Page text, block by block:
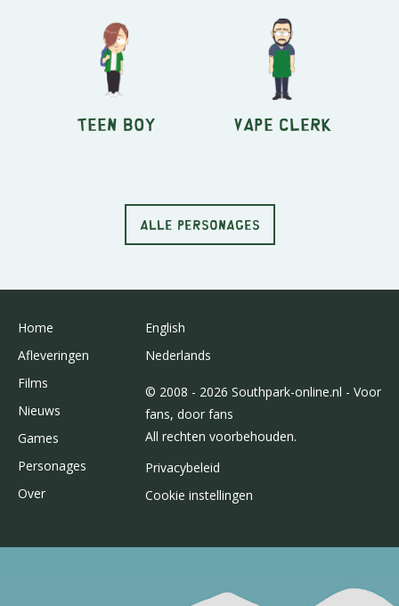
Teen Boy Vape Clerk
ALLE PERSONAGES
Home
Afleveringen
Films
Nieuws
Games
Personages
Over
English
Nederlands
© 2008 - 2026 Southpark-online.nl - Voor
fans, door fans
All rechten voorbehouden.
Privacybeleid
Cookie instellingen